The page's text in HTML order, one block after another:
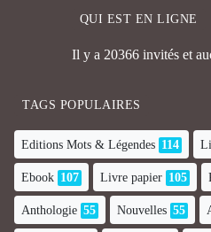
QUI EST EN LIGNE
Il y a 20366 invités et
TAGS POPULAIRES
Editions Mots & Légendes 114
Ebook 107 Livre papier 105
Anthologie 55 Nouvelles 55